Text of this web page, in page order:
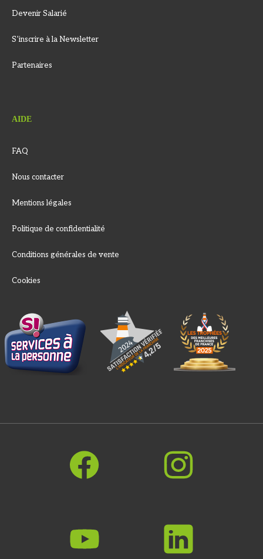
Devenir Salarié
S’inscrire à la Newsletter
Partenaires
AIDE
FAQ
Nous contacter
Mentions légales
Politique de confidentialité
Conditions générales de vente
Cookies